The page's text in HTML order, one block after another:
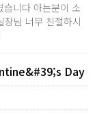
니다 아는분이 소
장님 너무 친절하시
Day